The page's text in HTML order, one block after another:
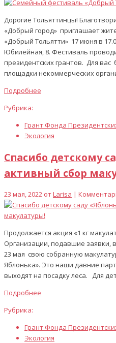
Дорогие Тольяттинцы!
«Добрый город» приглашает
«Добрый Тольятти» 17 июня в
Юбилейная, 8. Фестиваль
президентских грантов. Для
площадки некоммерческих
Подробнее
Рубрика:
Грант Фонда
Экология
Спасибо детскому
активный сбор
23 мая, 2022 отLarisa |
Продолжается акция «1 кг
Организации, подавшие заявки,
23 мая свою собранную
Яблонька». Это наши давние
выходят на посадку леса. Для
Подробнее
Рубрика:
Грант Фонда
Экология